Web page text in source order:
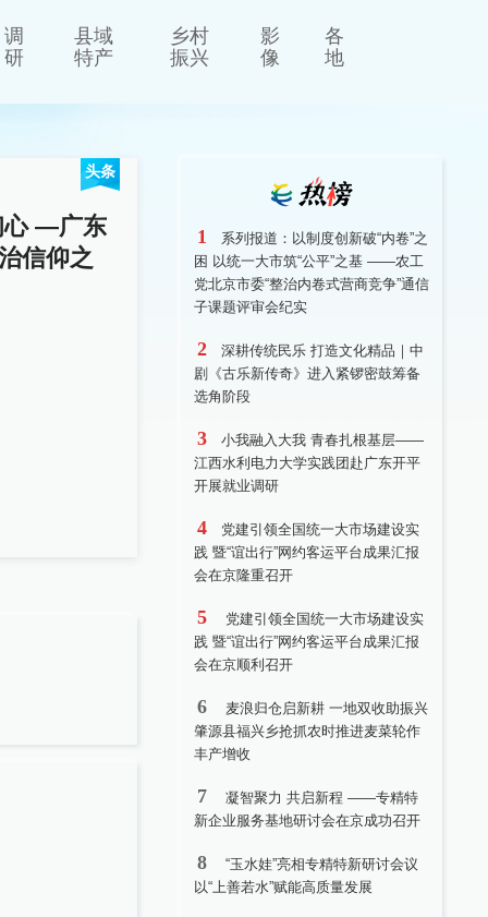
调
研
县域
特产
乡村
振兴
影
像
各
地
头条
东
信仰之
1
系列报道：以制度创新破“内卷”之
困 以统一大市筑“公平”之基 ——农工
党北京市委“整治内卷式营商竞争”通信
子课题评审会纪实
2
深耕传统民乐 打造文化精品｜中
剧《古乐新传奇》进入紧锣密鼓筹备
选角阶段
3
小我融入大我 青春扎根基层——
江西水利电力大学实践团赴广东开平
开展就业调研
4
党建引领全国统一大市场建设实
践 暨“谊出行”网约客运平台成果汇报
会在京隆重召开
5
党建引领全国统一大市场建设实
践 暨“谊出行”网约客运平台成果汇报
会在京顺利召开
6
麦浪归仓启新耕 一地双收助振兴
肇源县福兴乡抢抓农时推进麦菜轮作
丰产增收
7
凝智聚力 共启新程 ——专精特
新企业服务基地研讨会在京成功召开
8
“玉水娃”亮相专精特新研讨会议
以“上善若水”赋能高质量发展